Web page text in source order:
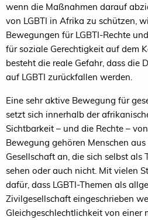
wenn die Maßnahmen darauf
von LGBTI in Afrika zu schützen,
Bewegungen für LGBTI-Rechte
für soziale Gerechtigkeit auf dem
besteht die reale Gefahr, dass die
auf LGBTI zurückfallen werden.
Eine sehr aktive Bewegung für
setzt sich innerhalb der
Sichtbarkeit – und die Rechte – von
Bewegung gehören Menschen
Gesellschaft an, die sich selbst als
sehen oder auch nicht. Mit vielen
dafür, dass LGBTI-Themen als
Zivilgesellschaft eingeschrieben
Gleichgeschlechtlichkeit von einer